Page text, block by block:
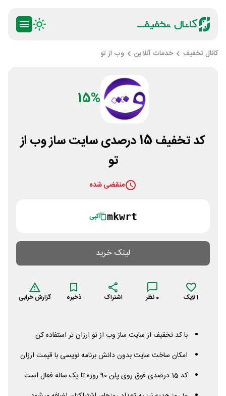
کانال تخفیف خدمات آنلاین وب از تو
15%
کد تخفیف 15 درصدی سایت ساز وب از
تو
منقضی شده
mkwrt کپی
لینک خرید
1لایک 0 نظر اشتراک ذخیره گزارش خرابی
با کد تخفیف از سایت ساز وب از تو ارزان تر استفاده کن
امکان ساخت سایت بدون دانش برنامه نویسی با قیمت ارزان
کد 15 درصدی فوق روی پلن 90 روزه تا یک ساله فعال است